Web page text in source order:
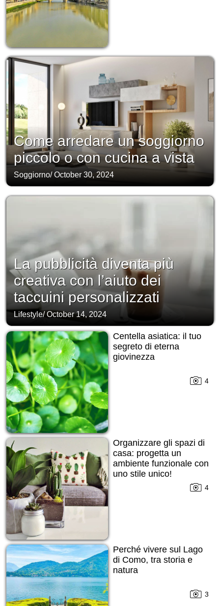
Come arredare un soggiorno
piccolo o con cucina a vista
Soggiorno/October 30, 2024
La pubblicità diventa più
creativa con l’aiuto dei
taccuini personalizzati
Lifestyle/October 14, 2024
Centella asiatica: il tuo
segreto di eterna
giovinezza
4
Organizzare gli spazi di
casa: progetta un
ambiente funzionale con
uno stile unico!
4
Perché vivere sul Lago
di Como, tra storia e
natura
3